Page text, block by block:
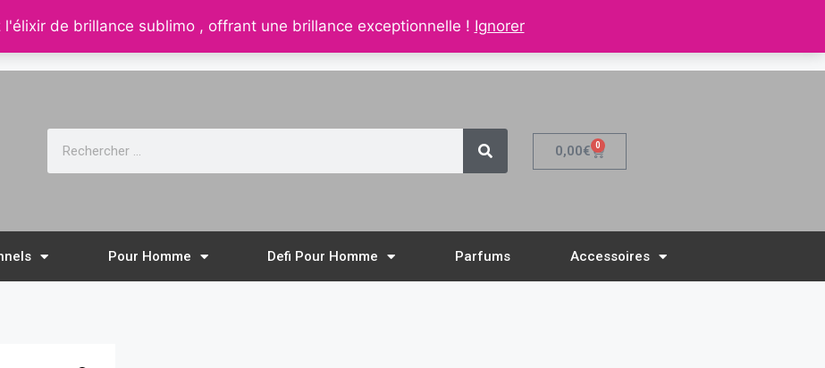
l'élixir de brillance sublimo , offrant une brillance exceptionnelle ! Ignorer
– 32, rue de la république 88210 senones Mon Compte
0,00€ 0
Pour Homme Defi Pour Homme Parfums Accessoires